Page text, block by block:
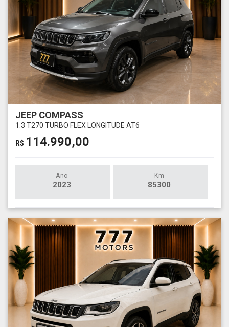
JEEP COMPASS
1.3 T270 TURBO FLEX LONGITUDE AT6
R$ 114.990,00
Ano
2023
Km
85300